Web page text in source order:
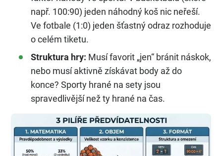
např. 100:90) jeden náhodný koš nic neřeší.
Ve fotbale (1:0) jeden šťastný odraz rozhoduje
o celém tiketu.
Struktura hry: Musí favorit „jen“ bránit náskok,
nebo musí aktivně získávat body až do
konce? Sporty hrané na sety jsou
spravedlivější než ty hrané na čas.